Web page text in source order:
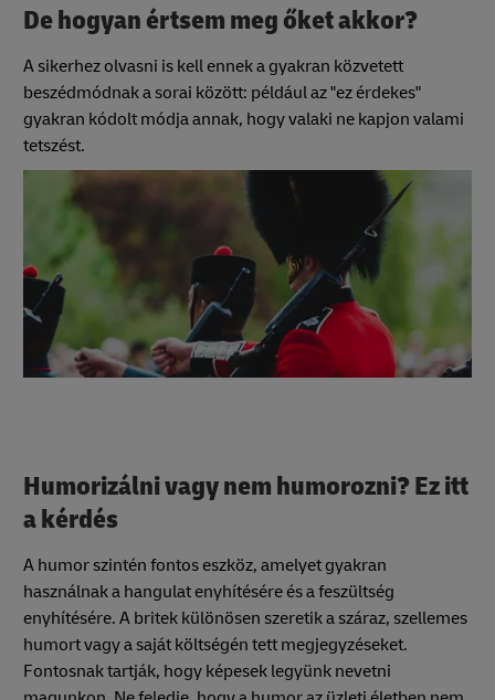
De hogyan értsem meg őket akkor?
A sikerhez olvasni is kell ennek a gyakran közvetett
beszédmódnak a sorai között: például az "ez érdekes"
gyakran kódolt módja annak, hogy valaki ne kapjon valami
tetszést.
Humorizálni vagy nem humorozni? Ez itt
a kérdés
A humor szintén fontos eszköz, amelyet gyakran
használnak a hangulat enyhítésére és a feszültség
enyhítésére. A britek különösen szeretik a száraz, szellemes
humort vagy a saját költségén tett megjegyzéseket.
Fontosnak tartják, hogy képesek legyünk nevetni